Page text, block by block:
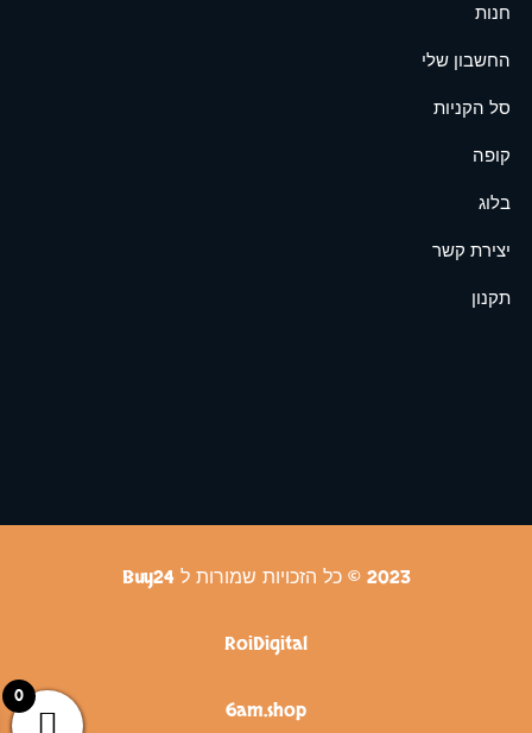
חנות
החשבון שלי
סל הקניות
קופה
בלוג
יצירת קשר
תקנון
2023 © כל הזכויות שמורות ל Buy24
RoiDigital
6am.shop
0